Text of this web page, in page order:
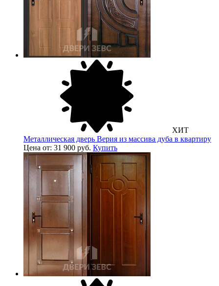
ХИТ
Металлическая дверь Верия из массива дуба в квартиру
Цена от: 31 900 руб. Купить